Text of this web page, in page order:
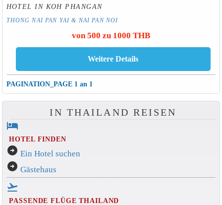
HOTEL IN KOH PHANGAN
THONG NAI PAN YAI & NAI PAN NOI
von 500 zu 1000 THB
PAGINATION_PAGE 1 an 1
IN THAILAND REISEN
hotel
HOTEL FINDEN
arrow_circle_right Ein Hotel suchen
arrow_circle_right Gästehaus
flight_takeoff
PASSENDE FLÜGE THAILAND